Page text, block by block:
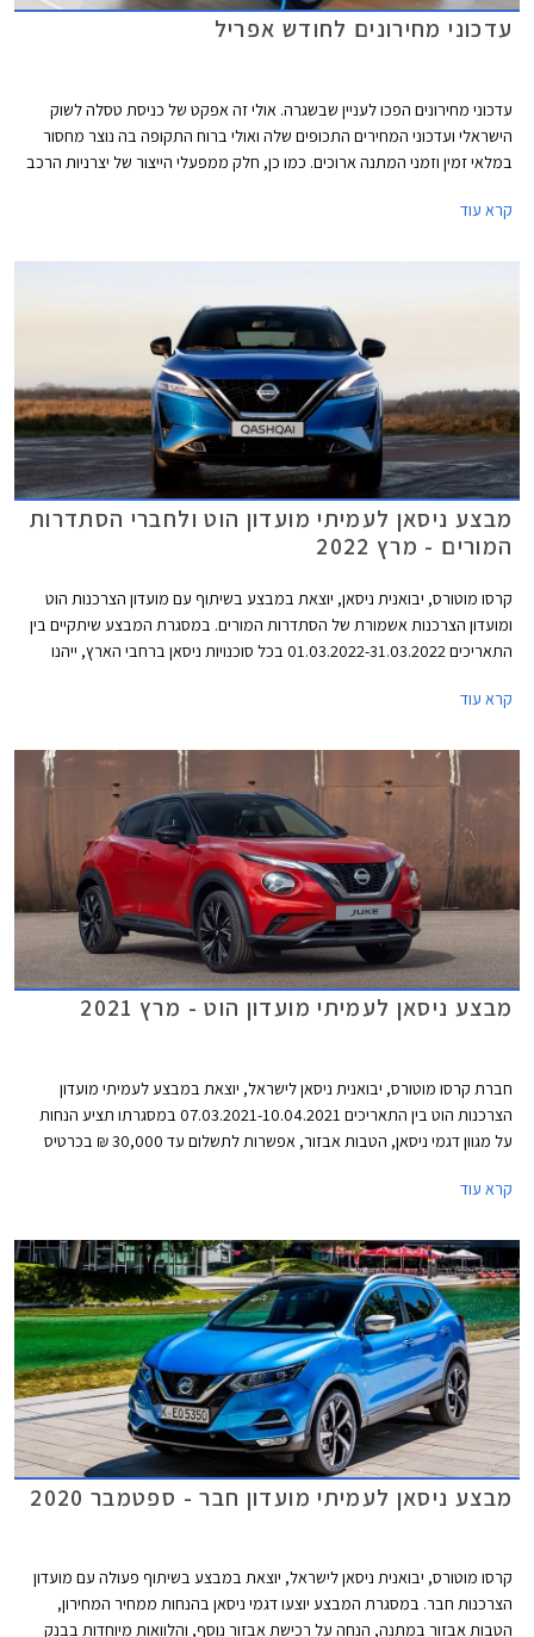
עדכוני מחירונים לחודש אפריל
עדכוני מחירונים הפכו לעניין שבשגרה. אולי זה אפקט של כניסת טסלה לשוק
הישראלי ועדכוני המחירים התכופים שלה ואולי ברוח התקופה בה נוצר מחסור
במלאי זמין וזמני המתנה ארוכים. כמו כן, חלק ממפעלי הייצור של יצרניות הרכב
קרא עוד
מבצע ניסאן לעמיתי מועדון הוט ולחברי הסתדרות
המורים - מרץ 2022
קרסו מוטורס, יבואנית ניסאן, יוצאת במבצע בשיתוף עם מועדון הצרכנות הוט
ומועדון הצרכנות אשמורת של הסתדרות המורים. במסגרת המבצע שיתקיים בין
התאריכים 01.03.2022-31.03.2022 בכל סוכנויות ניסאן ברחבי הארץ, ייהנו
הרוכשים לרכוש בהנחה את מערכת ניסאן קונקט המאפשרת בין היתר לקבל
ומידע על נוריות חיווי בלוח המחוונים, התרעה מפני שכחת ילדים ברכב, וקבלת
מידע אודות היסטורית הנסיעות.
קרא עוד
מבצע ניסאן לעמיתי מועדון הוט - מרץ 2021
חברת קרסו מוטורס, יבואנית ניסאן לישראל, יוצאת במבצע לעמיתי מועדון
הצרכנות הוט בין התאריכים 07.03.2021-10.04.2021 במסגרתו תציע הנחות
על מגוון דגמי ניסאן, הטבות אבזור, אפשרות לתשלום עד 30,000 ₪ בכרטיס
20% הנחה ברכישת אביזרים בהתקנה מקומית. המבצע יתקיים בכל מרכזיקרא עוד
מבצע ניסאן לעמיתי מועדון חבר - ספטמבר 2020
קרסו מוטורס, יבואנית ניסאן לישראל, יוצאת במבצע בשיתוף פעולה עם מועדון
הצרכנות חבר. במסגרת המבצע יוצעו דגמי ניסאן בהנחות ממחיר המחירון,
הטבות אבזור במתנה, הנחה על רכישת אבזור נוסף, והלוואות מיוחדות בבנק